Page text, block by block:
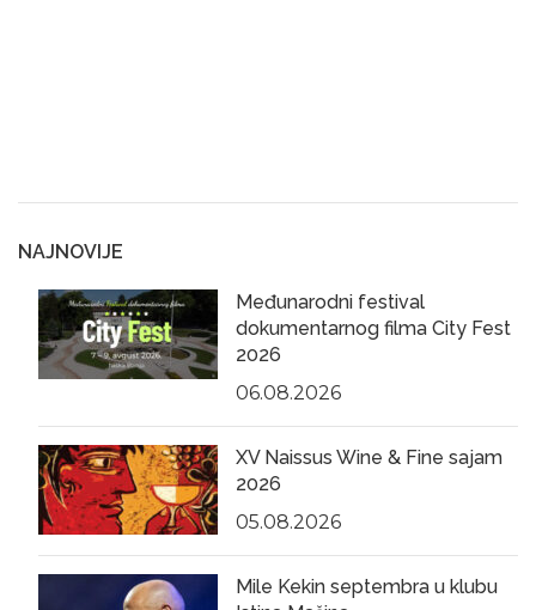
NAJNOVIJE
Međunarodni festival
dokumentarnog filma City Fest
2026
06.08.2026
XV Naissus Wine & Fine sajam
2026
05.08.2026
Mile Kekin septembra u klubu